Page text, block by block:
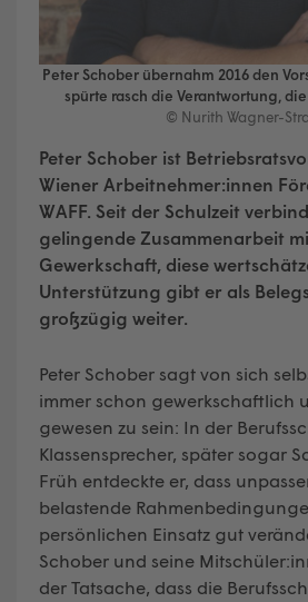
Peter Schober übernahm 2016den
spürte rasch die Verantwortung,
© Nurith Wagner-
Peter Schober ist
Wiener Arbeitnehmer:innen
WAFF. Seit der Schulzeit
gelingende Zusammenarbeit
Gewerkschaft, diese
Unterstützung gibt er als
großzügig weiter.
Peter Schober sagt von sich
immer schon gewerkschaftlich
gewesen zu sein: In der
Klassensprecher, später sogar
Früh entdeckte er, dass
belastende
persönlichen Einsatz gut
Schober und seine
der Tatsache, dass die